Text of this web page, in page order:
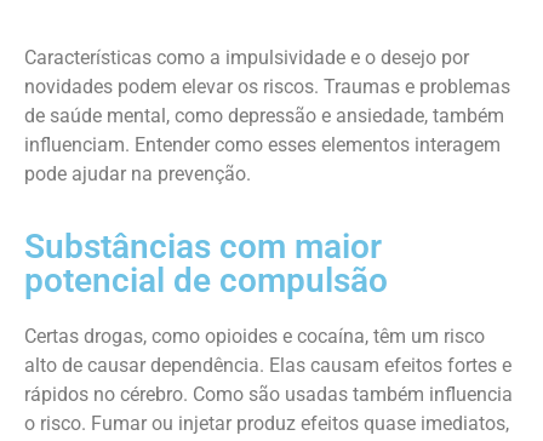
Características como a impulsividade e o desejo por
novidades podem elevar os riscos. Traumas e problemas
de saúde mental, como depressão e ansiedade, também
influenciam. Entender como esses elementos interagem
pode ajudar na prevenção.
Substâncias com maior
potencial de compulsão
Certas drogas, como opioides e cocaína, têm um risco
alto de causar dependência. Elas causam efeitos fortes e
rápidos no cérebro. Como são usadas também influencia
o risco. Fumar ou injetar produz efeitos quase imediatos,